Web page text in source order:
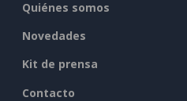
Quiénes somos
Novedades
Kit de prensa
Contacto